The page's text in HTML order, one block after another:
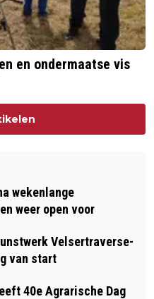
en ondermaatse vis
wekenlange
weer open voor
Velsertraverse-
van start
40e Agrarische Dag